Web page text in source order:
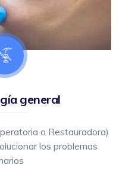
general
o Restauradora)
los problemas